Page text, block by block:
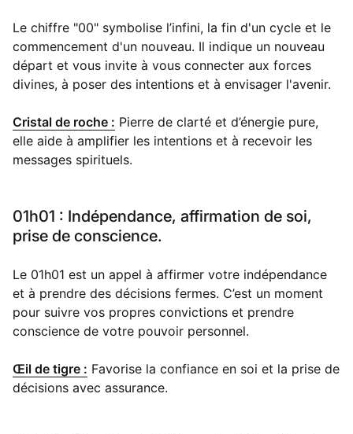
Le chiffre "00" symbolise l’infini, la fin d'un cycle et le
commencement d'un nouveau. Il indique un nouveau
départ et vous invite à vous connecter aux forces
divines, à poser des intentions et à envisager l'avenir.
Cristal de roche : Pierre de clarté et d’énergie pure,
elle aide à amplifier les intentions et à recevoir les
messages spirituels.
01h01 : Indépendance, affirmation de soi,
prise de conscience.
Le 01h01 est un appel à affirmer votre indépendance
et à prendre des décisions fermes. C’est un moment
pour suivre vos propres convictions et prendre
conscience de votre pouvoir personnel.
Œil de tigre : Favorise la confiance en soi et la prise de
décisions avec assurance.